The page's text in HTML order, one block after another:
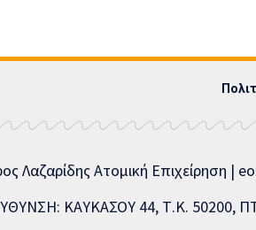
Λαζαρίδης Ατομική
ΚΑΥΚΑΣΟΥ 44, Τ.Κ. 50200,